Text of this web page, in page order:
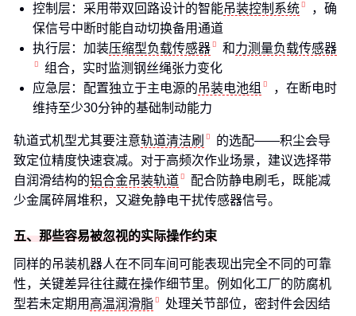
控制层：采用带双回路设计的智能吊装控制系统
，确
保信号中断时能自动切换备用通道
执行层：加装压缩型负载传感器 和力测量负载传感器
组合，实时监测钢丝绳张力变化
应急层：配置独立于主电源的吊装电池组
，在断电时
维持至少30分钟的基础制动能力
轨道式机型尤其要注意轨道清洁刷
的选配——积尘会导
致定位精度快速衰减。对于高频次作业场景，建议选择带
自润滑结构的铝合金吊装轨道
配合防静电刷毛，既能减
少金属碎屑堆积，又避免静电干扰传感器信号。
五、那些容易被忽视的实际操作约束
同样的吊装机器人在不同车间可能表现出完全不同的可靠
性，关键差异往往藏在操作细节里。例如化工厂的防腐机
型若未定期用 高温润滑脂
处理关节部位，密封件会因结